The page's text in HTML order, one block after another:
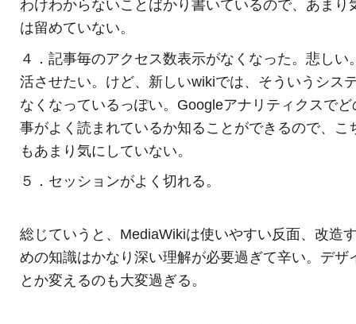
わけわからないことばかり書いているので、あまり
は留めていない。
４．記事毎のアクセス数表示がなくなった。悲しい
活させたい。けど、新しいwikiでは、そういうシス
なくなっているっぽい。Googleアナリティクスでど
事がよく読まれているか知ることができるので、こ
もあまり気にしていない。
５．セッションがよく切れる。
総じていうと、MediaWikiは使いやすい反面、改造
めの知識はかなり深い理解が必要過ぎて辛い。デザ
とか変えるのも大変過ぎる。